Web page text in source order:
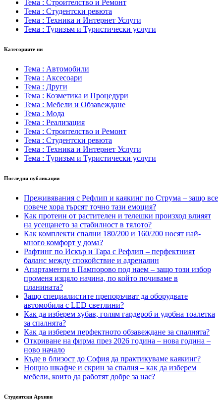
Тема : Строителство и Ремонт
Тема : Студентски ревюта
Тема : Техника и Интернет Услуги
Тема : Туризъм и Туристически услуги
Категориите ни
Тема : Автомобили
Тема : Аксесоари
Тема : Други
Тема : Козметика и Процедури
Тема : Мебели и Обзавеждане
Тема : Мода
Тема : Реализация
Тема : Строителство и Ремонт
Тема : Студентски ревюта
Тема : Техника и Интернет Услуги
Тема : Туризъм и Туристически услуги
Последни публикации
Преживявания с Рефлип и каякинг по Струма – защо все
повече хора търсят точно тази емоция?
Как протеин от растителен и телешки произход влияят
на усещането за стабилност в тялото?
Как комплекти спални 180/200 и 160/200 носят най-
много комфорт у дома?
Рафтинг по Искър и Тара с Рефлип – перфектният
баланс между спокойствие и адреналин
Апартаменти в Пампорово под наем – защо този избор
променя изцяло начина, по който почиваме в
планината?
Защо специалистите препоръчват да оборудвате
автомобила с LED светлини?
Как да изберем хубав, голям гардероб и удобна тоалетка
за спалнята?
Как да изберем перфектното обзавеждане за спалнята?
Откриване на фирма през 2026 година – нова година –
ново начало
Къде в близост до София да практикуваме каякинг?
Нощно шкафче и скрин за спалня – как да изберем
мебели, които да работят добре за нас?
Студентски Архиви